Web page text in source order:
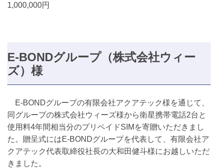
1,000,000円
E-BONDグループ（株式会社ウィー
ズ）様
E-BONDグループの有限会社アクアテック様を通じて、
同グループの株式会社ウィーズ様から衛星携帯電話2台と
使用料4年間相当分のプリペイドSIMを寄贈いただきまし
た。贈呈式にはE-BONDグループを代表して、有限会社ア
クアテック代表取締役社長の大和田健斗様にお越しいただ
きました。